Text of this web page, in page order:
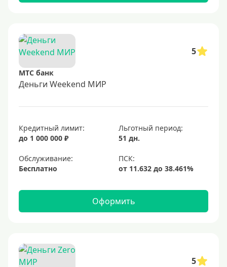
5
МТС банк
Деньги Weekend МИР
Кредитный лимит:
до 1 000 000 ₽
Льготный период:
51 дн.
Обслуживание:
Бесплатно
Оформить
5